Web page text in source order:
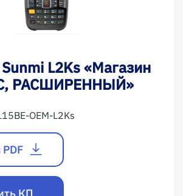
L2Ks «Магазин
РАСШИРЕННЫЙ»
OEM-L2Ks
КП